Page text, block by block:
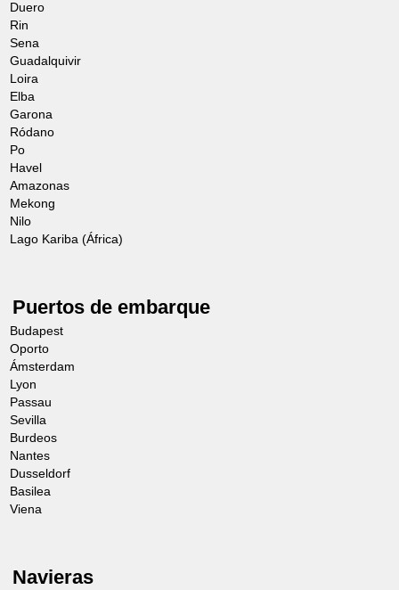
el dulce embajador de Linz y la receta de
Duración aprox.: 2 h.
Los itinerarios y precios están sujetos
Duero
Rin
Sena
Guadalquivir
Loira
Elba
Garona
Ródano
Po
Havel
Amazonas
Mekong
Nilo
Lago Kariba (África)
Puertos de embarque
Budapest
Oporto
Ámsterdam
Lyon
Passau
Sevilla
Burdeos
Nantes
Dusseldorf
Basilea
Viena
Navieras